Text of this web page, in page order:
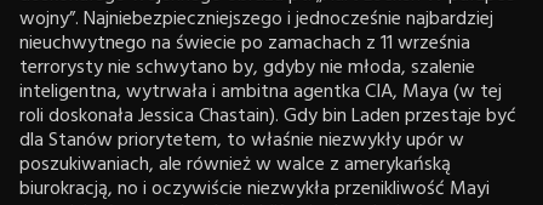
wojny”. Najniebezpieczniejszego i jednocześnie najbardziej
nieuchwytnego na świecie po zamachach z 11 września
terrorysty nie schwytano by, gdyby nie młoda, szalenie
inteligentna, wytrwała i ambitna agentka CIA, Maya (w tej
roli doskonała Jessica Chastain). Gdy bin Laden przestaje być
dla Stanów priorytetem, to właśnie niezwykły upór w
poszukiwaniach, ale również w walce z amerykańską
biurokracją, no i oczywiście niezwykła przenikliwość Mayi